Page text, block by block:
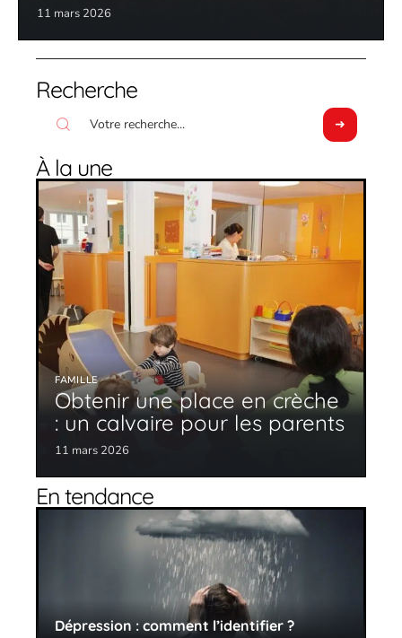
11 mars 2026
Recherche
À la une
FAMILLE
Obtenir une place en crèche
: un calvaire pour les parents
11 mars 2026
En tendance
Dépression : comment l’identifier ?